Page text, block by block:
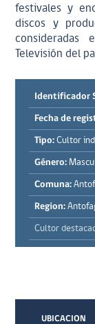
festivales y
discos y
consideradas
Televisión del
Identificador
Fecha de
Tipo: Cultor
Género:
Comuna:
Region:
Cultor
UBICACION